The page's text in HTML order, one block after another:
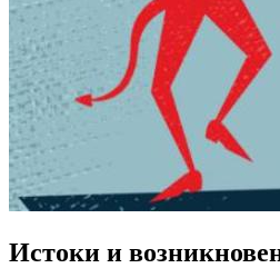
Истоки и